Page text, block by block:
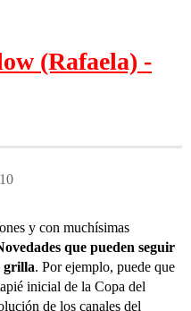
(Rafaela) -
y con muchísimas
que pueden seguir
grilla. Por ejemplo, puede que
inicial de la Copa del
de los canales del